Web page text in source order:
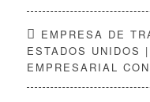
EMPRESA DE
ESTADOS UNIDOS
EMPRESARIAL